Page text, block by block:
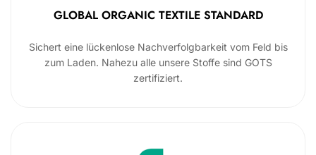
GLOBAL ORGANIC TEXTILE STANDARD
Sichert eine lückenlose Nachverfolgbarkeit vom Feld bis
zum Laden. Nahezu alle unsere Stoffe sind GOTS
zertifiziert.